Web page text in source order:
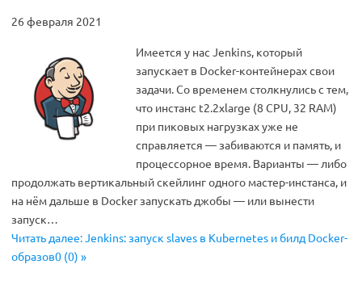
26 февраля 2021
Имеется у нас Jenkins, который
запускает в Docker-контейнерах свои
задачи. Со временем столкнулись с тем,
что инстанс t2.2xlarge (8 CPU, 32 RAM)
при пиковых нагрузках уже не
справляется — забиваются и память, и
процессорное время. Варианты — либо
продолжать вертикальный скейлинг одного мастер-инстанса, и
на нём дальше в Docker запускать джобы — или вынести
запуск…
Читать далее: Jenkins: запуск slaves в Kubernetes и билд Docker-
образов0 (0) »